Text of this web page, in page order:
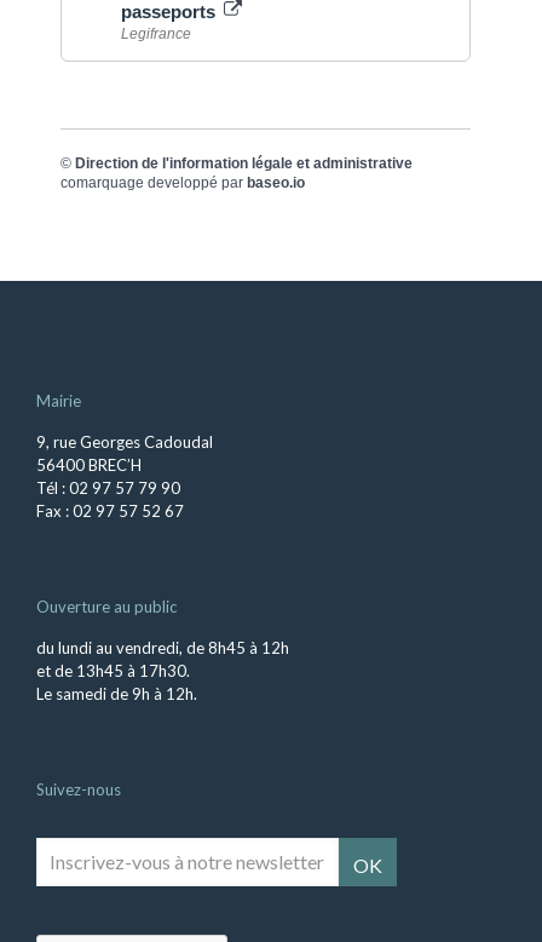
passeports
Legifrance
© Direction de l'information légale et administrative
comarquage developpé par baseo.io
Mairie
9, rue Georges Cadoudal
56400 BREC’H
Tél : 02 97 57 79 90
Fax : 02 97 57 52 67
Ouverture au public
du lundi au vendredi, de 8h45 à 12h
et de 13h45 à 17h30.
Le samedi de 9h à 12h.
Suivez-nous
vous